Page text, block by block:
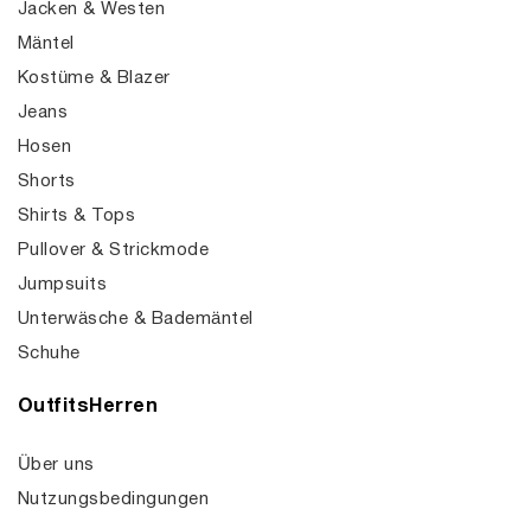
Jacken & Westen
Mäntel
Kostüme & Blazer
Jeans
Hosen
Shorts
Shirts & Tops
Pullover & Strickmode
Jumpsuits
Unterwäsche & Bademäntel
Schuhe
OutfitsHerren
Über uns
Nutzungsbedingungen